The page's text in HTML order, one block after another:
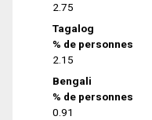
2.75
Tagalog
% de personnes
2.15
Bengali
% de personnes
0.91